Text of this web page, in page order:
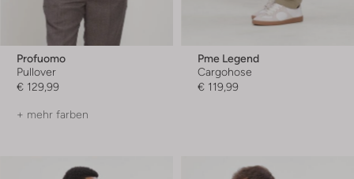
Profuomo
Pullover
€ 129,99
+ mehr farben
Pme Legend
Cargohose
€ 119,99